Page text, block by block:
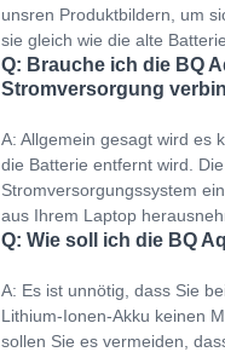
unsren Produktbildern, um
sie gleich wie die alte
Q: Brauche ich die BQ
Stromversorgung
A: Allgemein gesagt wird es
die Batterie entfernt wird.
Stromversorgungssystem
aus Ihrem Laptop
Q: Wie soll ich die BQ
A: Es ist unnötig, dass Sie
Lithium-Ionen-Akku keinen
sollen Sie es vermeiden,